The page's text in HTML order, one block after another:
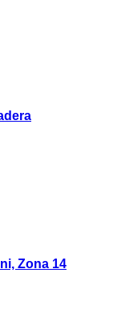
Zona 14